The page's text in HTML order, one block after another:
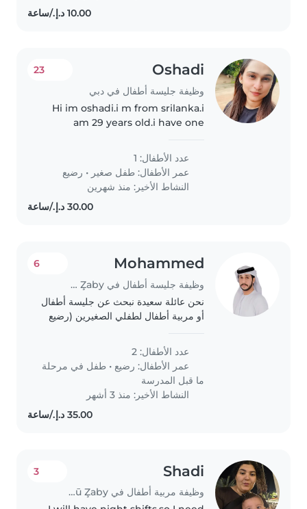
Oshadi
وظيفة جليسة أطفال في دبي
23
Hi im oshadi.i m from srilanka.i
am 29 years old.i have one
my daughter live from srilanka .i
have one year experience in my
country and 11 mouth dubai..
عدد الأطفال: 1
عمر الأطفال: طفل صغير • رضيع
النشاط الأخير: منذ شهرين
Mohammed
وظيفة جليسة أطفال في Jazīrat Abū Z̧aby
6
نحن عائلة سعيدة نبحث عن جليسة أطفال
أو مربية أطفال لطفلي الصغيرين (رضيع
طفلي ذكيان ومرحان وذو طابع كوميدي.
نبحث عن شخص مخلص ومحبوب يمكن
أن يكون له تأثير..
عدد الأطفال: 2
عمر الأطفال: رضيع • طفل في مرحلة
ما قبل المدرسة
النشاط الأخير: منذ 3 أشهر
Shadi
وظيفة مربية أطفال في Jazīrat Abū Z̧aby
3